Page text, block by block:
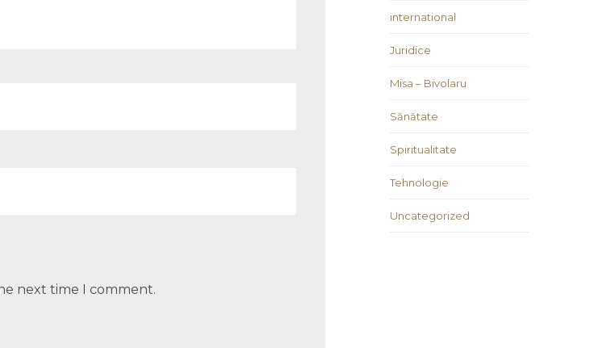
next time I comment.
international
Juridice
Misa – Bivolaru
Sănătate
Spiritualitate
Tehnologie
Uncategorized